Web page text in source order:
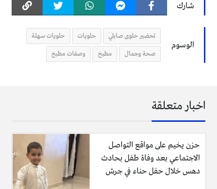
شارك
الوسوم
تحضير حلوى صابلي حلويات حلويات سهلة
صحة وجمال مطبخ وصفات مطبخ
اخبار متعلقة
حزن يخيم على مواقع التواصل
الاجتماعي بعد وفاة طفل بحادث
دهس خلال حفل حناء في جرش